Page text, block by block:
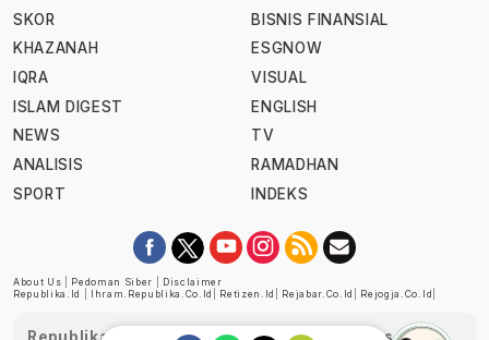
SKOR
KHAZANAH
IQRA
ISLAM DIGEST
NEWS
ANALISIS
SPORT
BISNIS FINANSIAL
ESGNOW
VISUAL
ENGLISH
TV
RAMADHAN
INDEKS
About Us Pedoman Siber
Disclaimer
Republika.id
Ihram.republika.co.id Retizen.id Rejabar.co.id Rejogja.co.id